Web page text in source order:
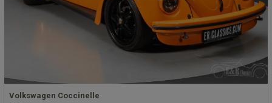
Volkswagen Coccinelle